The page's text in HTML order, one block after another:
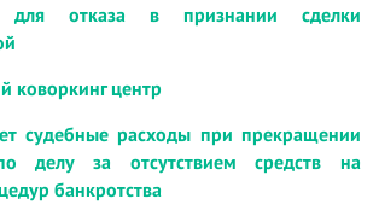
для отказа в признании сделки
коворкинг центр
судебные расходы при прекращении
делу за отсутствием средств на
банкротства